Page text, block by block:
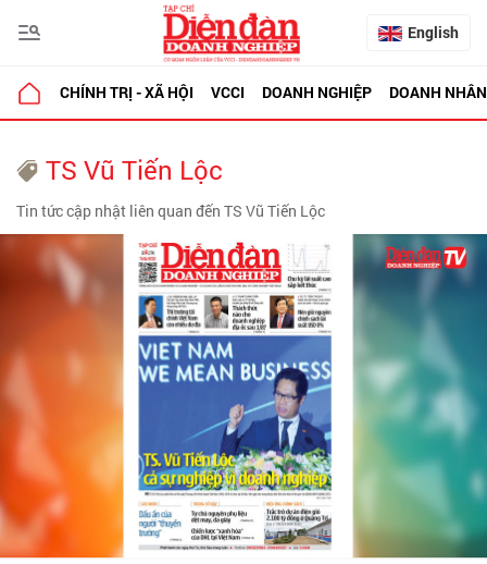
English
CHÍNH TRỊ - XÃ HỘI VCCI DOANH NGHIỆP DOANH NHÂN
TS Vũ Tiến Lộc
Tin tức cập nhật liên quan đến TS Vũ Tiến Lộc